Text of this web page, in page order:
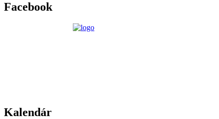
Facebook
Kalendár